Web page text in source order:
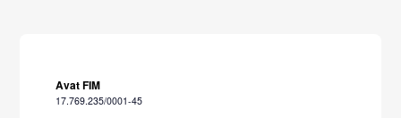
Avat FIM
17.769.235/0001-45